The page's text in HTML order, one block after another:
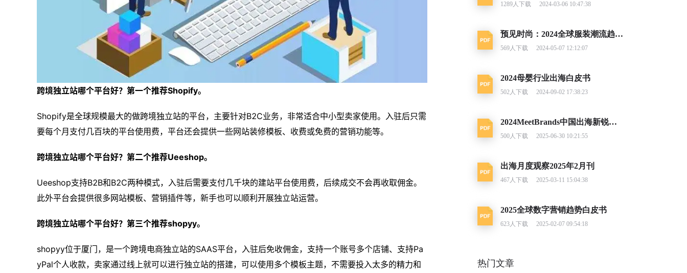
跨境独立站哪个平台好？第一个推荐Shopify。
Shopify是全球规模最大的做跨境独立站的平台，主要针对B2C业务，非常适合中小型卖家使用。入驻后只需
要每个月支付几百块的平台使用费，平台还会提供一些网站装修模板、收费或免费的营销功能等。
跨境独立站哪个平台好？第二个推荐Ueeshop。
Ueeshop支持B2B和B2C两种模式，入驻后需要支付几千块的建站平台使用费，后续成交不会再收取佣金。
此外平台会提供很多网站模板、营销插件等，新手也可以顺利开展独立站运营。
跨境独立站哪个平台好？第三个推荐shopyy。
shopyy位于厦门，是一个跨境电商独立站的SAAS平台，入驻后免收佣金，支持一个账号多个店铺、支持Pa
yPal个人收款，卖家通过线上就可以进行独立站的搭建，可以使用多个模板主题，不需要投入太多的精力和
1289人下载 2024-03-06 10:47:38
预见时尚：2024全球服装潮流趋势洞察
569人下载 2024-05-07 12:12:07
2024母婴行业出海白皮书
502人下载 2024-09-02 17:38:23
2024MeetBrands中国出海新锐消费品牌榜单报告
500人下载 2025-06-30 10:21:55
出海月度观察2025年2月刊
467人下载 2025-03-11 15:04:38
2025全球数字营销趋势白皮书
623人下载 2025-02-07 09:54:18
热门文章